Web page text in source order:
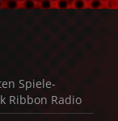
Spiele-
Ribbon Radio